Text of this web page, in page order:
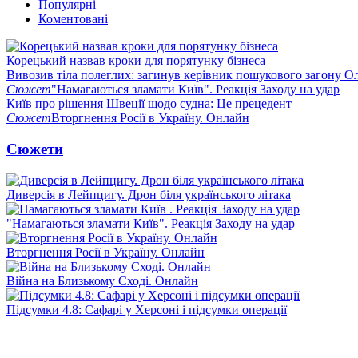
Популярні
Коментовані
Корецький назвав кроки для порятунку бізнеса
Вивозив тіла полеглих: загинув керівник пошукового загону
Сюжет"Намагаються зламати Київ". Реакція Заходу на удар
Київ про рішення Швеції щодо судна: Це прецедент
СюжетВторгнення Росії в Україну. Онлайн
Сюжети
Диверсія в Лейпцигу. Дрон біля українського літака
"Намагаються зламати Київ". Реакція Заходу на удар
Вторгнення Росії в Україну. Онлайн
Війна на Близькому Сході. Онлайн
Підсумки 4.8: Сафарі у Херсоні і підсумки операції